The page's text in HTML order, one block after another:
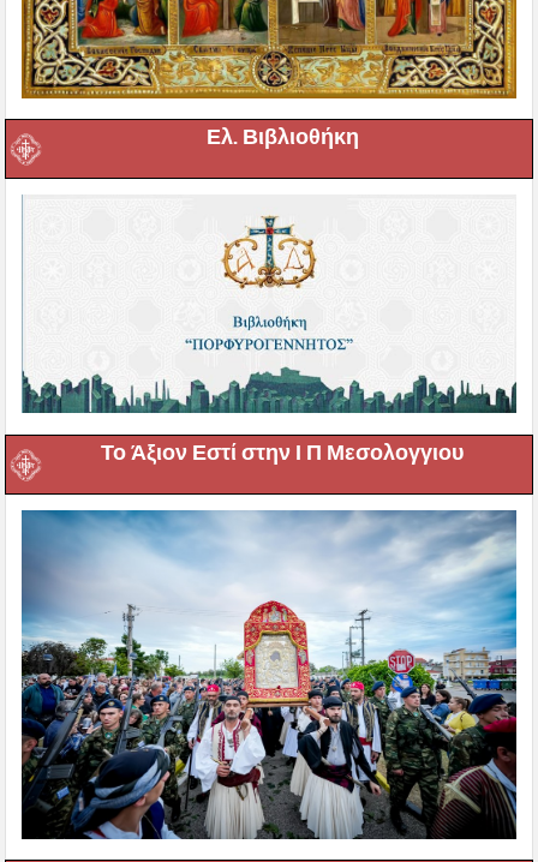
Ελ. Βιβλιοθήκη
Το Άξιον Εστί στην Ι Π Μεσολογγιου